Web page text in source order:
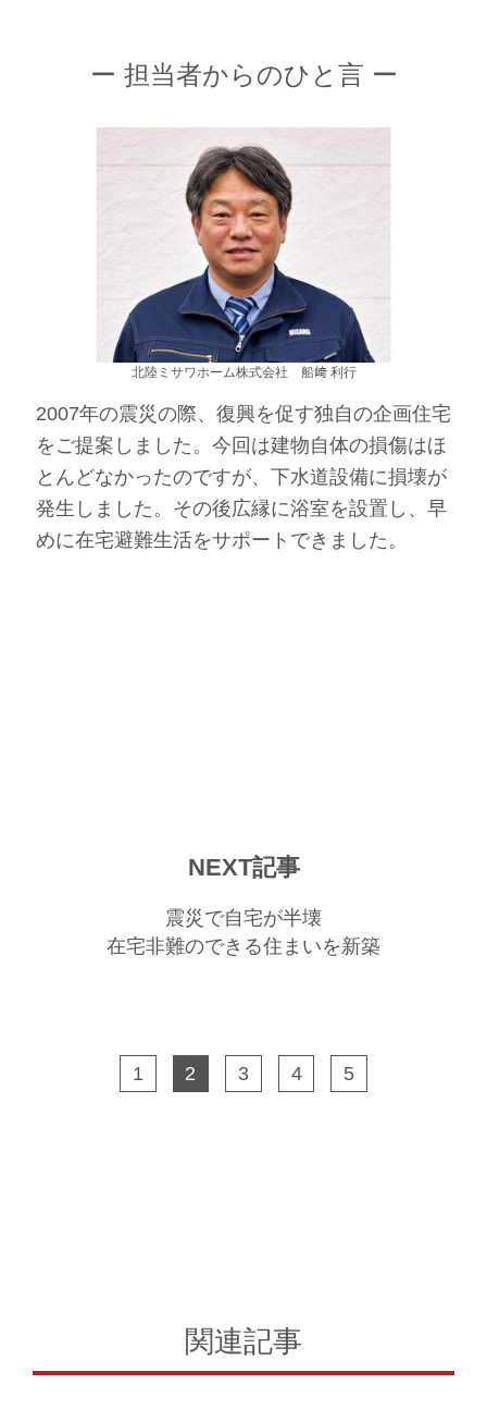
ー 担当者からのひと言 ー
北陸ミサワホーム株式会社 船﨑 利行
2007年の震災の際、復興を促す独自の企画住宅
をご提案しました。今回は建物自体の損傷はほ
とんどなかったのですが、下水道設備に損壊が
発生しました。その後広縁に浴室を設置し、早
めに在宅避難生活をサポートできました。
1 2 3 4 5
NEXT記事
震災で自宅が半壊
在宅非難のできる住まいを新築
関連記事